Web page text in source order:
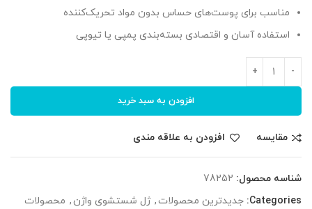
مناسب برای پوست‌های حساس بدون مواد تحریک‌کننده
استفاده آسان و اقتصادی بسته‌بندی پمپی یا تیوپی
افزودن به سبد خرید
مقایسه افزودن به علاقه مندی
شناسه محصول: 78252
Categories: جدیدترین محصولات , ژل شستشوی واژن , محصولات